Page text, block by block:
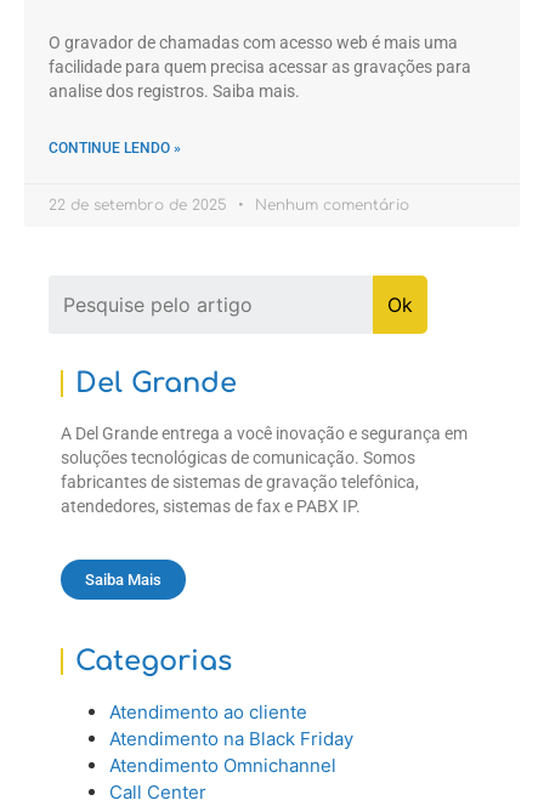
O gravador de chamadas com acesso web é mais uma
facilidade para quem precisa acessar as gravações para
analise dos registros. Saiba mais.
CONTINUE LENDO »
22 de setembro de 2025 Nenhum comentário
Del Grande
A Del Grande entrega a você inovação e segurança em
soluções tecnológicas de comunicação. Somos
fabricantes de sistemas de gravação telefônica,
atendedores, sistemas de fax e PABX IP.
Saiba Mais
Categorias
Atendimento ao cliente
Atendimento na Black Friday
Atendimento Omnichannel
Call Center